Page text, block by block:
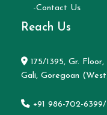
-Contact Us
Reach Us
175/1395, Gr.
Gali, Goregoan
+91 986-702-6399/